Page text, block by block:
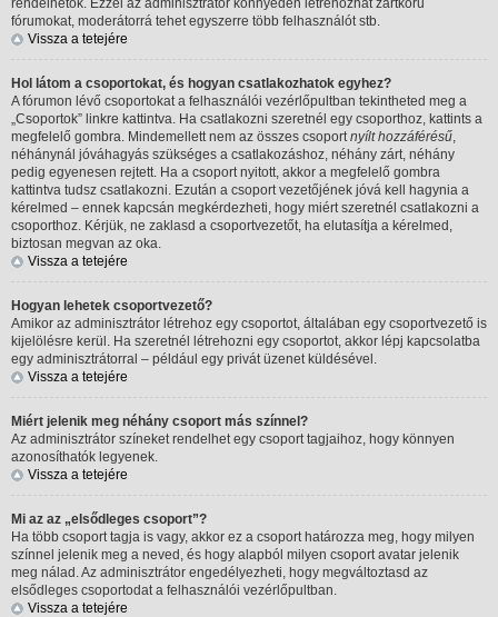
rendelhetők. Ezzel az adminisztrátor könnyedén létrehozhat zártkörű
fórumokat, moderátorrá tehet egyszerre több felhasználót stb.
Vissza a tetejére
Hol látom a csoportokat, és hogyan csatlakozhatok egyhez?
A fórumon lévő csoportokat a felhasználói vezérlőpultban tekintheted meg a
„Csoportok” linkre kattintva. Ha csatlakozni szeretnél egy csoporthoz, kattints a
megfelelő gombra. Mindemellett nem az összes csoportnyílt hozzáférésű,
néhánynál jóváhagyás szükséges a csatlakozáshoz, néhány zárt, néhány
pedig egyenesen rejtett. Ha a csoport nyitott, akkor a megfelelő gombra
kattintva tudsz csatlakozni. Ezután a csoport vezetőjének jóvá kell hagynia a
kérelmed – ennek kapcsán megkérdezheti, hogy miért szeretnél csatlakozni a
csoporthoz. Kérjük, ne zaklasd a csoportvezetőt, ha elutasítja a kérelmed,
biztosan megvan az oka.
Vissza a tetejére
Hogyan lehetek csoportvezető?
Amikor az adminisztrátor létrehoz egy csoportot, általában egy csoportvezető is
kijelölésre kerül. Ha szeretnél létrehozni egy csoportot, akkor lépj kapcsolatba
egy adminisztrátorral – például egy privát üzenet küldésével.
Vissza a tetejére
Miért jelenik meg néhány csoport más színnel?
Az adminisztrátor színeket rendelhet egy csoport tagjaihoz, hogy könnyen
azonosíthatók legyenek.
Vissza a tetejére
Mi az az „elsődleges csoport”?
Ha több csoport tagja is vagy, akkor ez a csoport határozza meg, hogy milyen
színnel jelenik meg a neved, és hogy alapból milyen csoport avatar jelenik
meg nálad. Az adminisztrátor engedélyezheti, hogy megváltoztasd az
elsődleges csoportodat a felhasználói vezérlőpultban.
Vissza a tetejére